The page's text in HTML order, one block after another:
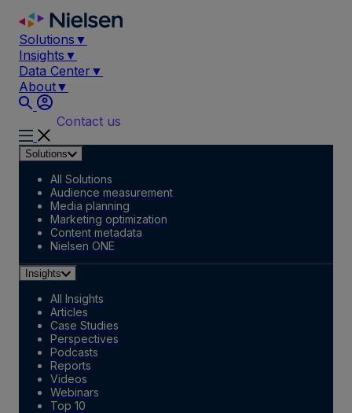
Skip
content
Solutions ▼
Insights ▼
Data Center ▼
About▼
Contact us
Solutions
All Solutions
Audience measurement
Media planning
Marketing optimization
Content metadata
Nielsen ONE
Insights
All Insights
Articles
Case Studies
Perspectives
Podcasts
Reports
Videos
Webinars
Top 10